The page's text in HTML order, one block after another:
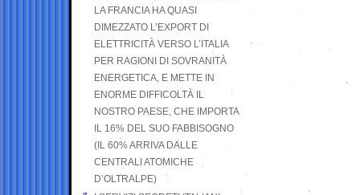
LA FRANCIA HA QUASI
DIMEZZATO L’EXPORT DI
ELETTRICITÀ VERSO L’ITALIA
PER RAGIONI DI SOVRANITÀ
ENERGETICA, E METTE IN
ENORME DIFFICOLTÀ IL
NOSTRO PAESE, CHE IMPORTA
IL 16% DEL SUO FABBISOGNO
(IL 60% ARRIVA DALLE
CENTRALI ATOMICHE
D’OLTRALPE)